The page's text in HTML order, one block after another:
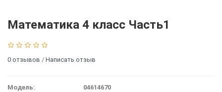
Математика 4 класс Часть1
0 отзывов / Написать отзыв
Модель:
04614670